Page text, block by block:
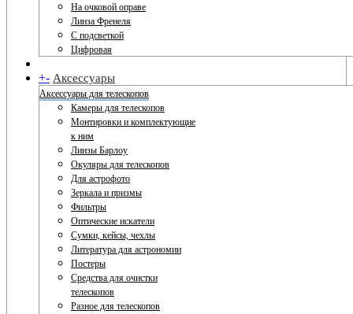
На очковой оправе
Линза Френеля
С подсветкой
Цифровая
+- Аксессуары
Аксессуары для телескопов
Камеры для телескопов
Монтировки и комплектующие
к ним
Линзы Барлоу
Окуляры для телескопов
Для астрофото
Зеркала и призмы
Фильтры
Оптические искатели
Сумки, кейсы, чехлы
Литература для астрономии
Постеры
Средства для очистки
телескопов
Разное для телескопов